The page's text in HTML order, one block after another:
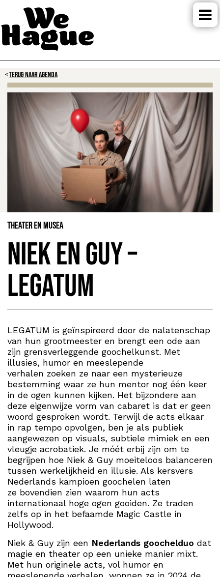
TERUG NAAR AGENDA
Theater en Musea
Niek en Guy –
Legatum
LEGATUM is geïnspireerd door de nalatenschap
van hun grootmeester en brengt een ode aan
zijn grensverleggende goochelkunst. Met
illusies, humor en meeslepende
verhalen zoeken ze naar een mysterieuze
bestemming waar ze hun mentor nog één keer
in de ogen kunnen kijken. Het bijzondere aan
deze eigenwijze vorm van cabaret is dat er geen
woord gesproken wordt. Terwijl de acts elkaar
in rap tempo opvolgen, ben je als publiek
aangewezen op visuals, subtiele mimiek en een
vleugje acrobatiek. Je móét erbij zijn om te
begrijpen hoe Niek & Guy moeiteloos balanceren
tussen werkelijkheid en illusie. Als kersvers
Nederlands kampioen goochelen laten
ze bovendien zien waarom hun acts
internationaal hoge ogen gooiden. Ze traden
zelfs op in het befaamde Magic Castle in
Hollywood.
Niek & Guy zijn een Nederlands goochelduo dat
magie en theater op een unieke manier mixt.
Met hun originele acts, vol humor en